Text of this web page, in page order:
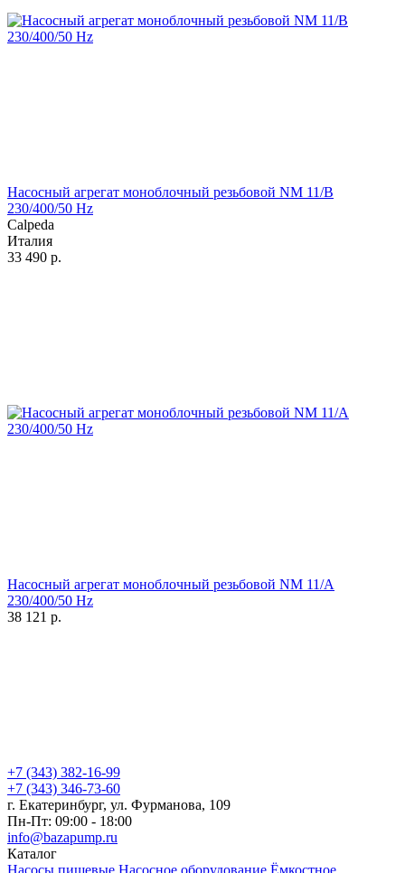
Насосный агрегат моноблочный резьбовой NM 11/B
230/400/50 Hz
Calpeda
Италия
33 490 р.
Насосный агрегат моноблочный резьбовой NM 11/A
230/400/50 Hz
38 121 р.
+7 (343) 382-16-99
+7 (343) 346-73-‬60
г. Екатеринбург, ул. Фурманова, 109
Пн-Пт: 09:00 - 18:00
info@bazapump.ru
Каталог
Насосы пищевые Насосное оборудование Ёмкостное